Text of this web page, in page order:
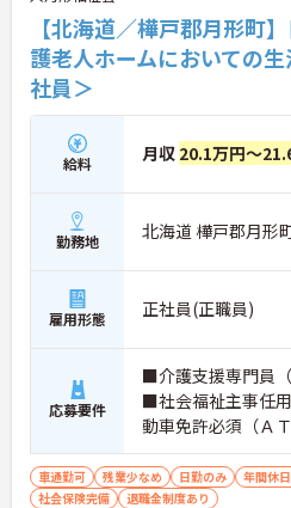
【北海道／樺戸郡月形町
護老人ホームにおいての
社員＞
給料 月収 20.1万円～
勤務地 北海道 樺戸郡月形
雇用形態 正社員(正職員)
応募要件
■介護支援専門員
■社会福祉主事
動車免許必須（Ａ
必要なＰＣスキル
希望
車通勤可 残業少なめ 日勤のみ 年間休
社会保険完備
退職金制度あり